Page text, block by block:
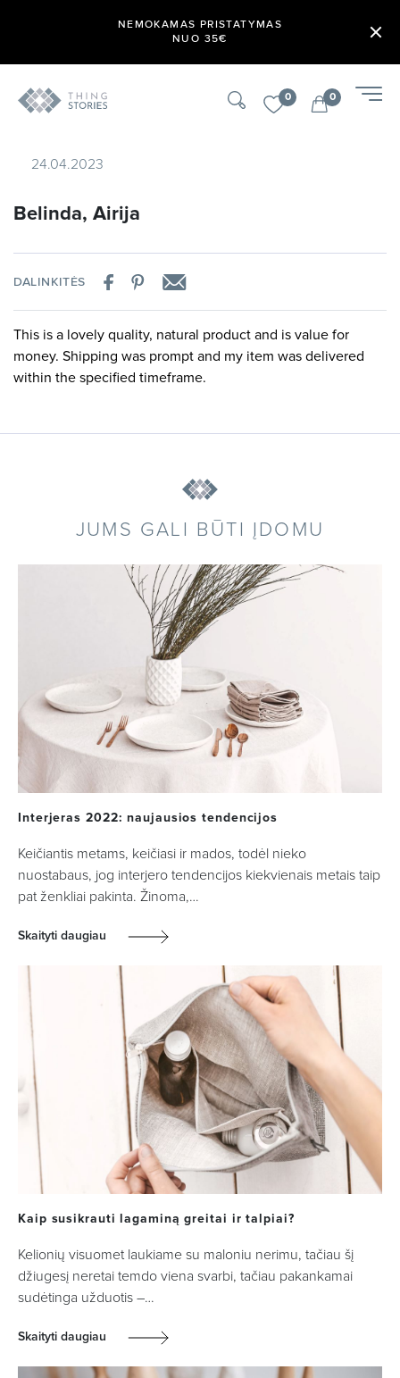
NEMOKAMAS PRISTATYMAS
NUO 35€
0 0
24.04.2023
Belinda, Airija
DALINKITĖS
This is a lovely quality, natural product and is value for
money. Shipping was prompt and my item was delivered
within the specified timeframe.
JUMS GALI BŪTI ĮDOMU
Interjeras 2022: naujausios tendencijos
Keičiantis metams, keičiasi ir mados, todėl nieko
nuostabaus, jog interjero tendencijos kiekvienais metais taip
pat ženkliai pakinta. Žinoma,…
Skaityti daugiau
Kaip susikrauti lagaminą greitai ir talpiai?
Kelionių visuomet laukiame su maloniu nerimu, tačiau šį
džiugesį neretai temdo viena svarbi, tačiau pakankamai
sudėtinga užduotis –…
Skaityti daugiau